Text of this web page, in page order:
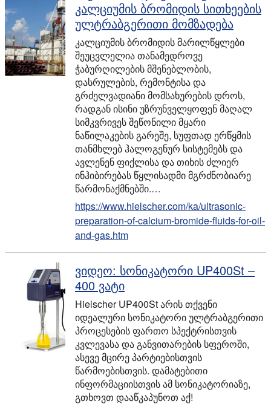
კალციუმის ბრომიდის სითხეების
ულტრაბგერითი მომზადება
კალციუმის ბრომიდის მარილწყლები
შეუცვლელია თანამედროვე
ჭაბურღილების მშენებლობის,
დასრულების, რემონტისა და
გრძელვადიანი მომსახურების დროს,
რადგან ისინი უზრუნველყოფენ მაღალ
სიმკვრივეს შეწონილი მყარი
ნაწილაკების გარეშე, სუფთად ერწყმის
თანმხლებ ჰალოგენურ სისტემებს და
ავლენენ ფიქლისა და თიხის ძლიერ
ინჰიბირებას წყლისადმი მგრძნობიარე
წარმონაქმნებში.…
https://www.hielscher.com/ka/ultrasonic-
preparation-of-calcium-bromide-fluids-for-oil-
and-gas.htm
ვიდეო: სონიკატორი UP400St –
400 ვატი
Hielscher UP400St არის თქვენი
იდეალური სონიკატორი ულტრაბგერითი
პროცესების ფართო სპექტრისთვის
კვლევასა და განვითარების სფეროში,
ასევე მცირე პარტიებისთვის
წარმოებისთვის. დამატებითი
ინფორმაციისთვის ამ სონიკატორიაზე,
გთხოვთ დააწკაპუნოთ აქ!